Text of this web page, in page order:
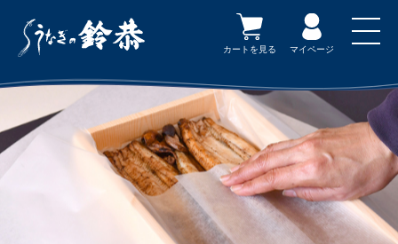
カートを見る マイページ